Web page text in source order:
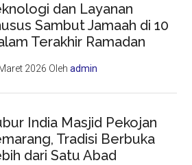
dan Layanan
Sambut Jamaah di 10
Terakhir Ramadan
2026 Olehadmin
India Masjid Pekojan
Tradisi Berbuka
dari Satu Abad